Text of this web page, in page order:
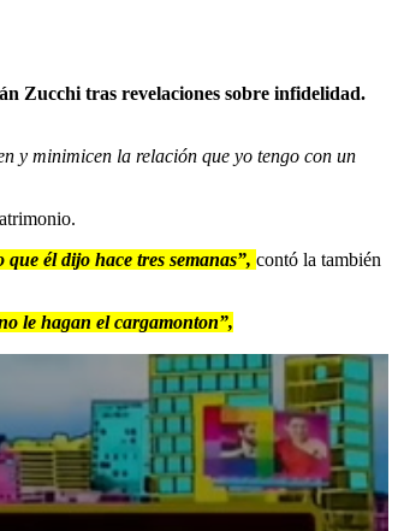
Zucchi tras revelaciones sobre infidelidad.
y minimicen la relación que yo tengo con un
él dijo hace tres semanas”, contó la también
le hagan el cargamonton”,